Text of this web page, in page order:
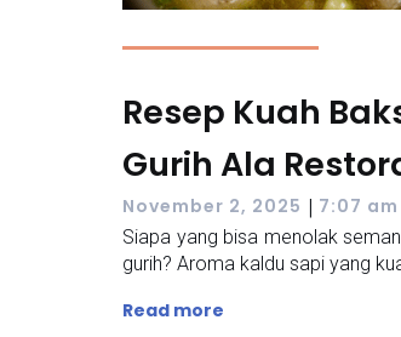
Resep Kuah
Gurih Ala
November 2, 2025 | 7:07 am
Siapa yang bisa menolak
gurih? Aroma kaldu sapi yang
Read more